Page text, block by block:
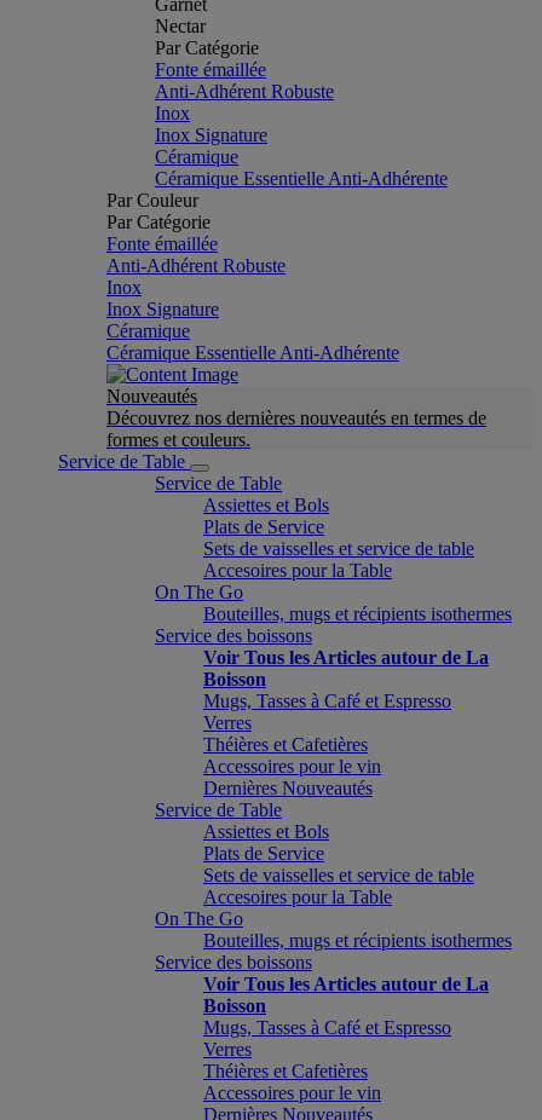
Garnet
Nectar
Par Catégorie
Fonte émaillée
Anti-Adhérent Robuste
Inox
Inox Signature
Céramique
Céramique Essentielle Anti-Adhérente
Par Couleur
Par Catégorie
Fonte émaillée
Anti-Adhérent Robuste
Inox
Inox Signature
Céramique
Céramique Essentielle Anti-Adhérente
Nouveautés
Découvrez nos dernières nouveautés en termes de
formes et couleurs.
Service de Table
Service de Table
Assiettes et Bols
Plats de Service
Sets de vaisselles et service de table
Accesoires pour la Table
On The Go
Bouteilles, mugs et récipients isothermes
Service des boissons
Voir Tous les Articles autour de La
Boisson
Mugs, Tasses à Café et Espresso
Verres
Théières et Cafetières
Accessoires pour le vin
Dernières Nouveautés
Service de Table
Assiettes et Bols
Plats de Service
Sets de vaisselles et service de table
Accesoires pour la Table
On The Go
Bouteilles, mugs et récipients isothermes
Service des boissons
Voir Tous les Articles autour de La
Boisson
Mugs, Tasses à Café et Espresso
Verres
Théières et Cafetières
Accessoires pour le vin
Dernières Nouveautés